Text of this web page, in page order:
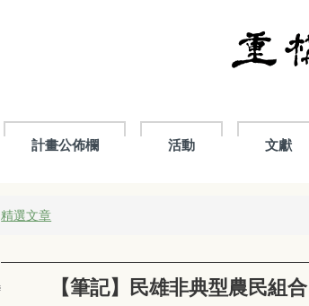
計畫公佈欄 活動 文獻
精選文章
【筆記】民雄非典型農民組合